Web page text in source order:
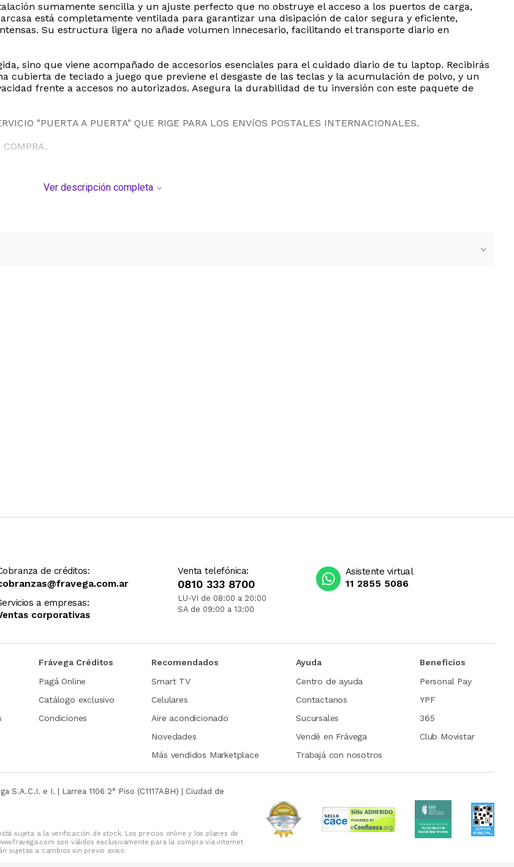
sumamente sencilla y un ajuste perfecto que no obstruye el acceso a los puertos de carga,
está completamente ventilada para garantizar una disipación de calor segura y eficiente,
Su estructura ligera no añade volumen innecesario, facilitando el transporte diario en
sino que viene acompañado de accesorios esenciales para el cuidado diario de tu laptop. Recibirás
cubierta de teclado a juego que previene el desgaste de las teclas y la acumulación de polvo, y un
frente a accesos no autorizados. Asegura la durabilidad de tu inversión con este paquete de
"PUERTA A PUERTA" QUE RIGE PARA LOS ENVíOS POSTALES INTERNACIONALES.
Ver descripción completa
de créditos:
a empresas:
corporativas
Venta telefónica:
0810 333 8700
LU-VI de 08:00 a 20:00
SA de 09:00 a 13:00
Asistente virtual
11 2855 5086
Frávega Créditos
Pagá Online
Catálogo exclusivo
Condiciones
Recomendados
Smart TV
Celulares
Aire acondicionado
Novedades
Más vendidos Marketplace
Ayuda
Centro de ayuda
Contactanos
Sucursales
Vendé en Frávega
Trabajá con nosotros
Beneficios
Personal Pay
YPF
365
Club Movistar
S.A.C.I. e I. | Larrea 1106 2° Piso (C1117ABH) | Ciudad de
sujeta a la verificación de stock. Los precios online y los planes de
son válidos exclusivamente para la compra vía internet
sujetas a cambios sin previo aviso.